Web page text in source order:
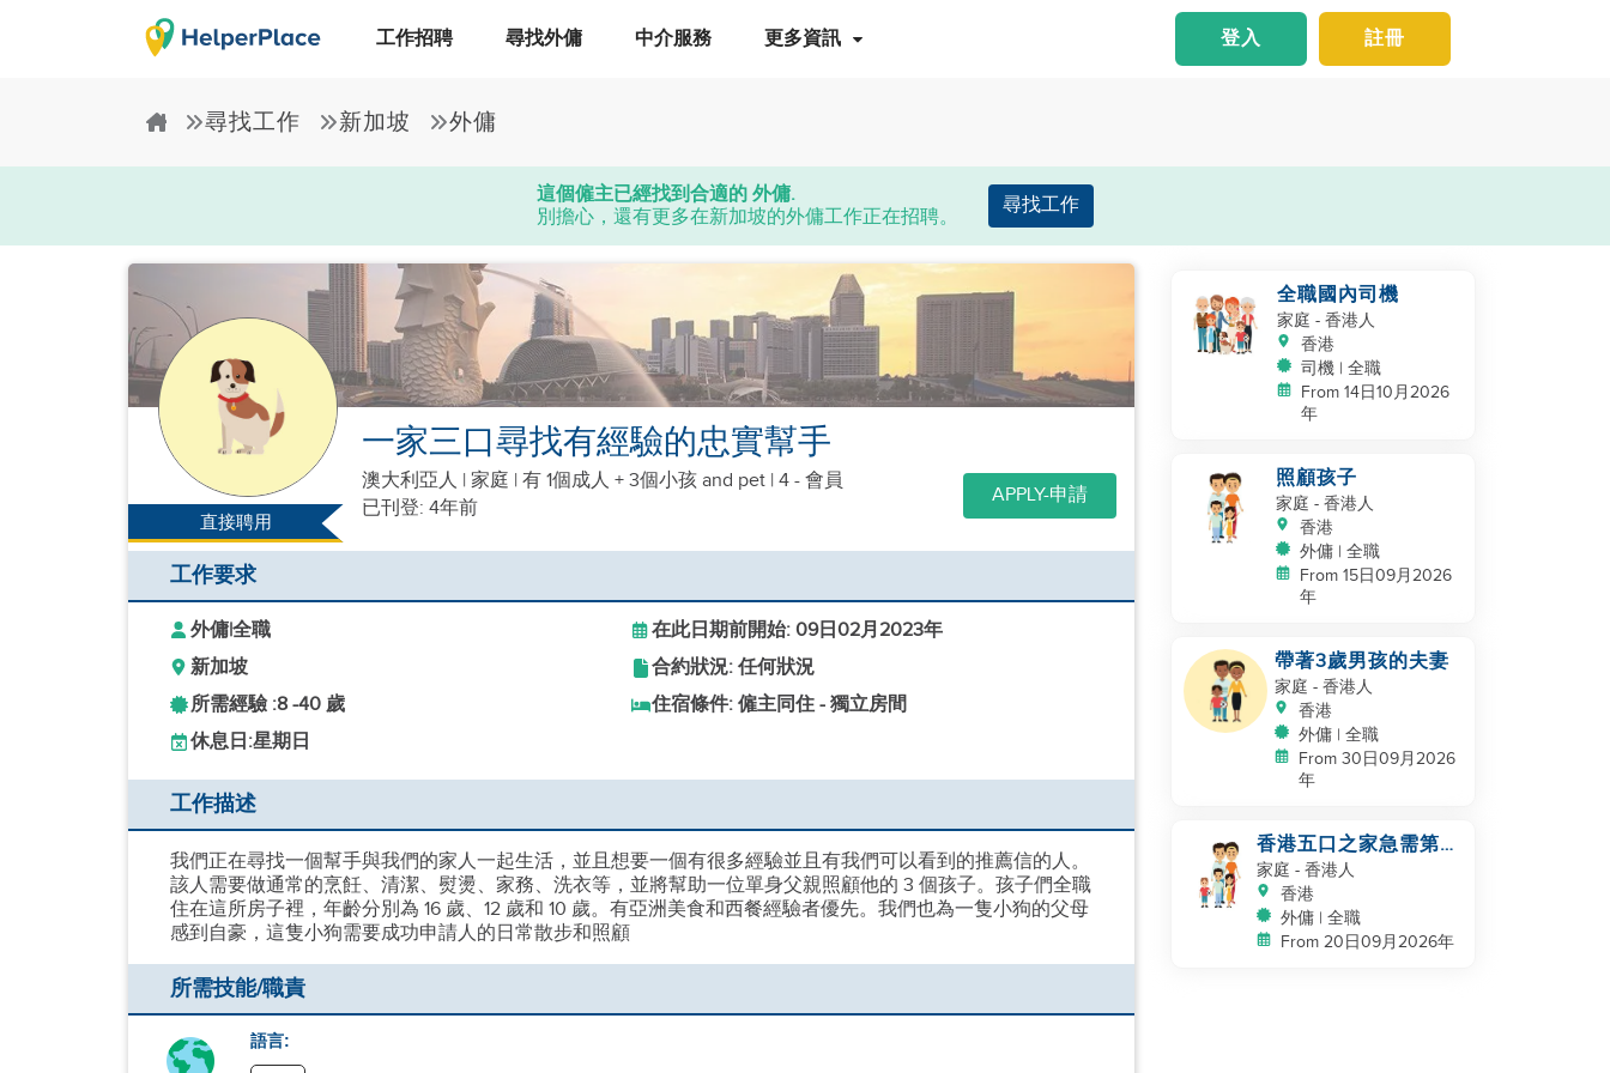
工作招聘 尋找外傭 中介服務 更多資訊 註冊
登入
尋找工作 新加坡 外傭
這個僱主已經找到合適的 外傭.
別擔心，還有更多在新加坡的外傭工作正在招聘。
尋找工作
直接聘用
一家三口尋找有經驗的忠實幫手
澳大利亞人 | 家庭 | 有 1個成人 + 3個小孩 and pet | 4 - 會員
已刊登: 4年前
APPLY-申請
工作要求
外傭|全職
在此日期前開始: 09日02月2023年
新加坡
合約狀況: 任何狀況
所需經驗 :8 -40 歲
住宿條件: 僱主同住 - 獨立房間
休息日:星期日
工作描述
我們正在尋找一個幫手與我們的家人一起生活，並且想要一個有很多經驗並且有我們可以看到的推薦信的人。
該人需要做通常的烹飪、清潔、熨燙、家務、洗衣等，並將幫助一位單身父親照顧他的 3 個孩子。孩子們全職
住在這所房子裡，年齡分別為 16 歲、12 歲和 10 歲。有亞洲美食和西餐經驗者優先。我們也為一隻小狗的父母
感到自豪，這隻小狗需要成功申請人的日常散步和照顧
所需技能/職責
語言:
全職國內司機
家庭 - 香港人
香港
司機 | 全職
From 14日10月2026
年
照顧孩子
家庭 - 香港人
香港
外傭 | 全職
From 15日09月2026
年
帶著3歲男孩的夫妻
家庭 - 香港人
香港
外傭 | 全職
From 30日09月2026
年
香港五口之家急需第三
名幫手於九月
家庭 - 香港人
香港
外傭 | 全職
From 20日09月2026年